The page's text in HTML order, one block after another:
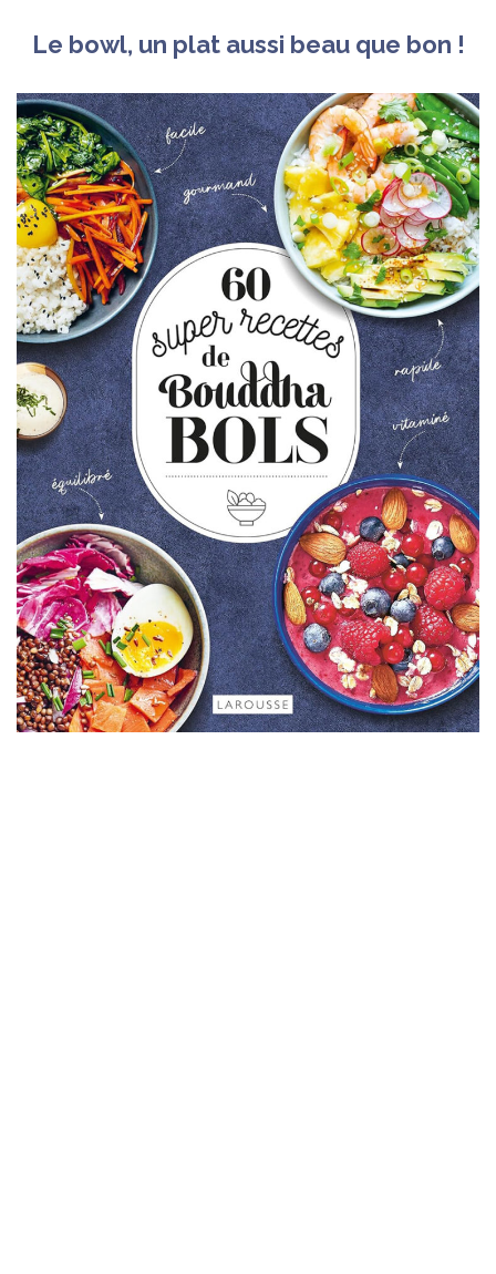
Le bowl, un plat aussi beau que bon !